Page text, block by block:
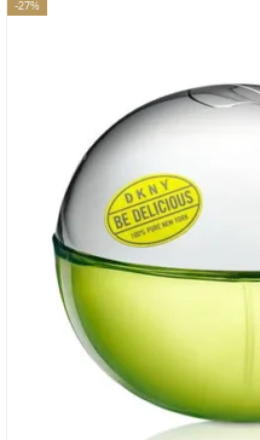
-27%